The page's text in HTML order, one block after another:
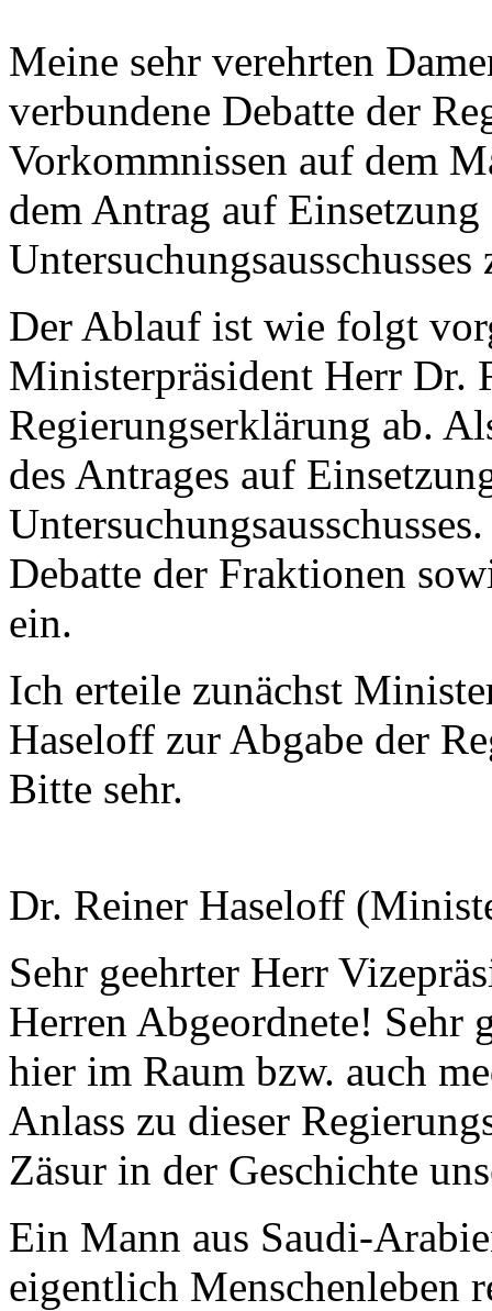
Meine sehr verehrten
verbundene Debatte der
Vorkommnissen auf dem
dem Antrag auf
Der Ablauf ist wie folgt
Ministerpräsident Herr Dr.
Regierungserklärung ab.
des Antrages auf
Debatte der Fraktionen
ein.
Ich erteile zunächst
Haseloff zur Abgabe der
Bitte sehr.
Dr. Reiner Haseloff
Sehr geehrter Herr
Herren Abgeordnete! Sehr
hier im Raum bzw. auch
Anlass zu dieser
Zäsur in der Geschichte
Ein Mann aus Saudi-
eigentlich Menschenleben